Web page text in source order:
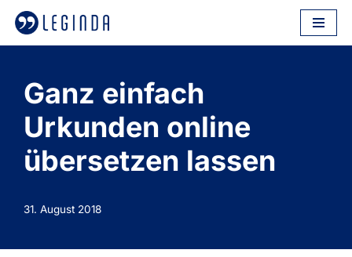
Zum
springen
Ganz einfach
Urkunden online
übersetzen lassen
31. August 2018